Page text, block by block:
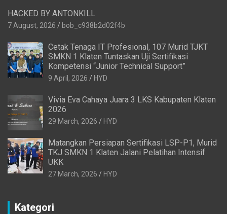
HACKED BY ANTONKILL
7 August, 2026 bob_c938b2d02f4b
Cetak Tenaga IT Profesional, 107 Murid TJKT
SMKN 1 Klaten Tuntaskan Uji Sertifikasi
Kompetensi “Junior Technical Support”
9 April, 2026 HYD
Vivia Eva Cahaya Juara 3 LKS Kabupaten Klaten
2026
29 March, 2026 HYD
Matangkan Persiapan Sertifikasi LSP-P1, Murid
TKJ SMKN 1 Klaten Jalani Pelatihan Intensif
UKK
27 March, 2026 HYD
Kategori